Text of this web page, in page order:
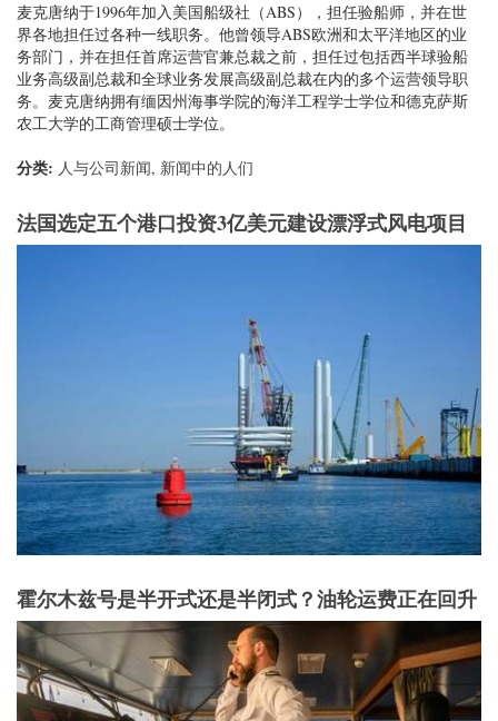
麦克唐纳于1996年加入美国船级社（ABS），担任验船师，并在世
界各地担任过各种一线职务。他曾领导ABS欧洲和太平洋地区的业
务部门，并在担任首席运营官兼总裁之前，担任过包括西半球验船
业务高级副总裁和全球业务发展高级副总裁在内的多个运营领导职
务。麦克唐纳拥有缅因州海事学院的海洋工程学士学位和德克萨斯
农工大学的工商管理硕士学位。
分类: 人与公司新闻, 新闻中的人们
法国选定五个港口投资3亿美元建设漂浮式风电项目
霍尔木兹号是半开式还是半闭式？油轮运费正在回升